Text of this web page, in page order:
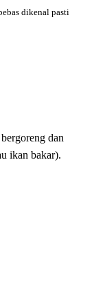
dikenal pasti
dan
ikan bakar).